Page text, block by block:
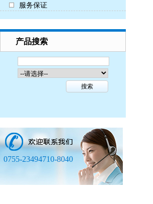
服务保证
产品搜索
0755-23494710-8040